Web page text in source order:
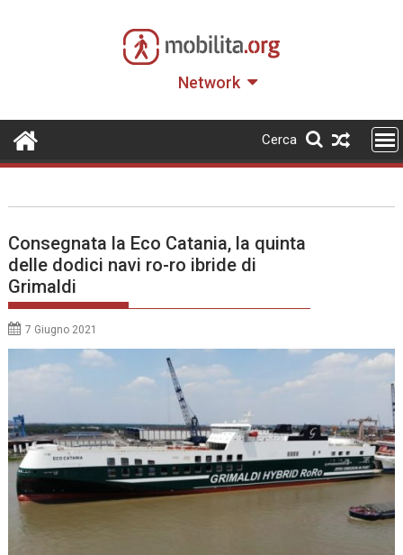
Network
Cerca
Consegnata la Eco Catania, la quinta
delle dodici navi ro-ro ibride di
Grimaldi
7 Giugno 2021